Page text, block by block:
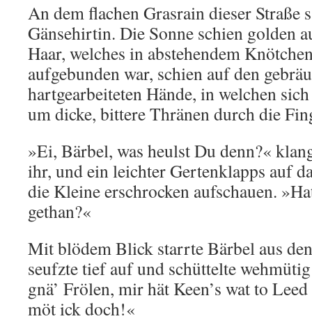
An dem flachen Grasrain dieser Straße
Gänsehirtin. Die Sonne schien golden
Haar, welches in abstehendem
aufgebunden war, schien auf den
hartgearbeiteten Hände, in welchen
um dicke, bittere Thränen durch die
»Ei, Bärbel, was heulst Du denn?«
ihr, und ein leichter Gertenklapps auf
die Kleine erschrocken aufschauen.
gethan?«
Mit blödem Blick starrte Bärbel aus
seufzte tief auf und schüttelte
gnä’ Frölen, mir hät Keen’s wat to
möt ick doch!«